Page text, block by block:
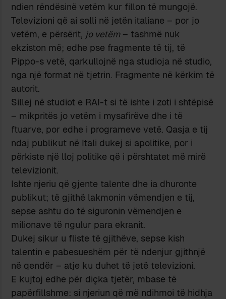
ndien rëndësinë vetëm kur fillon të mungojë.
Televizioni që ai solli në jetën italiane – por jo
vetëm, e përsërit, jo vetëm– tashmë nuk
ekziston më; edhe pse fragmente të tij, të
Pippo-s vetë, qarkullojnë nga studioja në studio,
nga një format në tjetrin. Fragmente në kërkim të
autorit.
Sillej në studiot e RAI-t si të ishte i zoti i shtëpisë
– mikpritës jo vetëm i mysafirëve dhe i të
ftuarve, por edhe i programeve vetë. Qasja e tij
ndaj publikut në Itali dukej si apolitike, por i
përkiste një lloj politike që i përshtatet më mirë
televizionit.
Ishte njeriu që gjente talente dhe ia dhuronte
publikut; të gjithë lakmonin vëmendjen e tij,
sepse ashtu do të siguronin vëmendjen e
milionave të ngulur para ekranit.
Dukej sikur u fliste të gjithëve, sepse kish
talentin e pabesueshëm për të ndenjur gjithnjë
në qendër – atje ku duhet të jetë televizioni.
E kujtoj edhe për diçka tjetër, mbase të
papërfillshme: si njeriun që më ndihmoi të hidhja